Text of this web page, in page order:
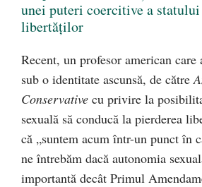
unei puteri coercitive a
libertăților
Recent, un profesor american
sub o identitate ascunsă, de către
Conservative cu privire la
sexuală să conducă la pierderea
că „suntem acum într-un punct în
ne întrebăm dacă autonomia
importantă decât Primul